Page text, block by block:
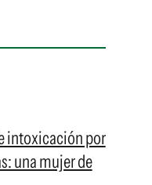
intoxicación por
una mujer de